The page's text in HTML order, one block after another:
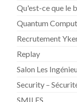
Qu'est-ce que le
Quantum
Recrutement
Replay
Salon Les
Security –
SMILES